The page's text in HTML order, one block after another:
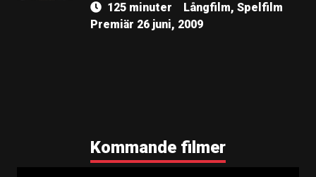
125 minuter
Långfilm, Spelfilm
Premiär 26 juni, 2009
Kommande filmer